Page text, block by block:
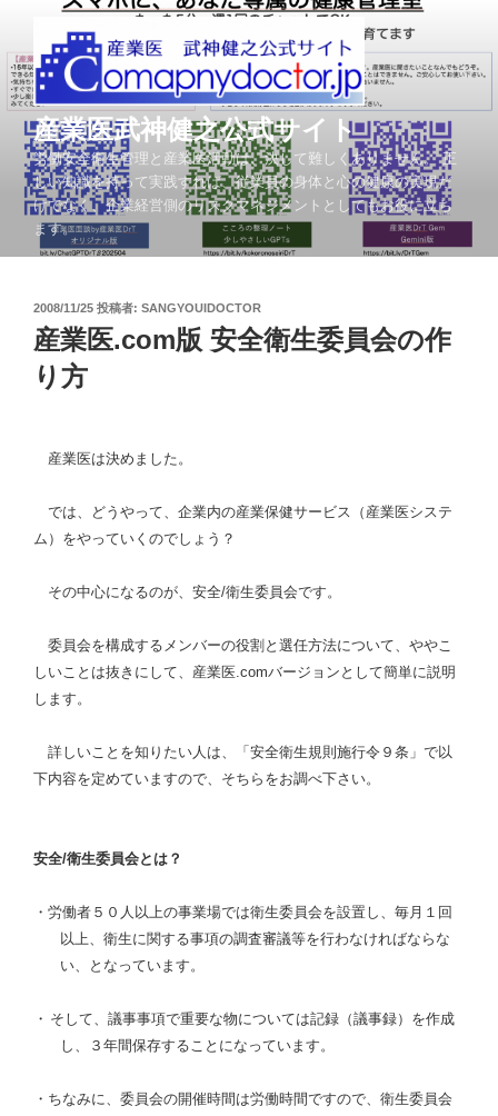
テ
ン
プ
産業医武神健之公式サイト
労働安全衛生管理と産業医活動は、決して難しくありません。 正
しい知識を持って実践すれば、従業員の身体と心の健康の実現だ
けでなく、企業経営側のリスクマネジメントとしてもお役に立ち
ます。
投
稿
日:
2008/11/25 投稿者: SANGYOUIDOCTOR
産業医.com版 安全衛生委員会の作
り方
産業医は決めました。
では、どうやって、企業内の産業保健サービス（産業医システ
ム）をやっていくのでしょう？
その中心になるのが、安全/衛生委員会です。
委員会を構成するメンバーの役割と選任方法について、 ややこ
しいことは抜きにして、産業医.comバージョンとして簡単に説明
します。
詳しいことを知りたい人は、「安全衛生規則施行令９条」で以
下内容を定めていますので、そちらをお調べ下さい。
安全/衛生委員会とは？
・労働者５０人以上の事業場では衛生委員会を設置し、毎月１回
以上、衛生に関する事項の調査審議等を行わなければならな
い、となっています。
・ そして、議事事項で重要な物については記録（議事録）を作成
し、３年間保存することになっています。
・ ちなみに、委員会の開催時間は労働時間ですので、衛生委員会